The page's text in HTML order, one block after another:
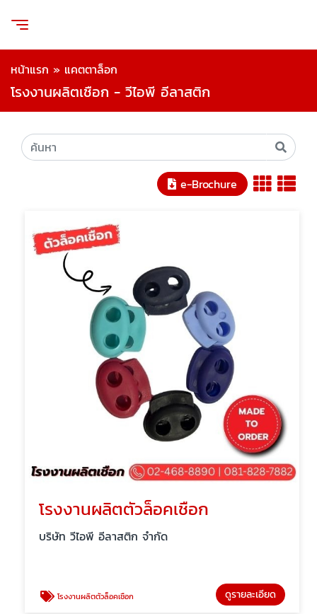
หน้าแรก » แคตตาล็อก
โรงงานผลิตเชือก - วีไอพี อีลาสติก
e-Brochure
โรงงานผลิตตัวล็อคเชือก
บริษัท วีไอพี อีลาสติก จำกัด
โรงงานผลิตตัวล็อคเชือก ดูรายละเอียด